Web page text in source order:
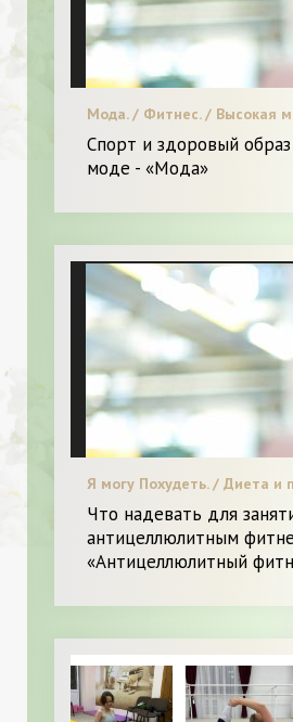
Мода. / Фитнес. / Высокая
тенденции. / Красота. /
Спорт и здоровый
моде - «Мода»
Я могу Похудеть. / Диета и
Что надевать для
антицеллюлитным
«Антицеллюлитный